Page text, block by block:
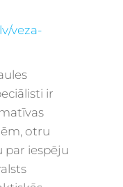
veza-
ir
otru
par iespēju